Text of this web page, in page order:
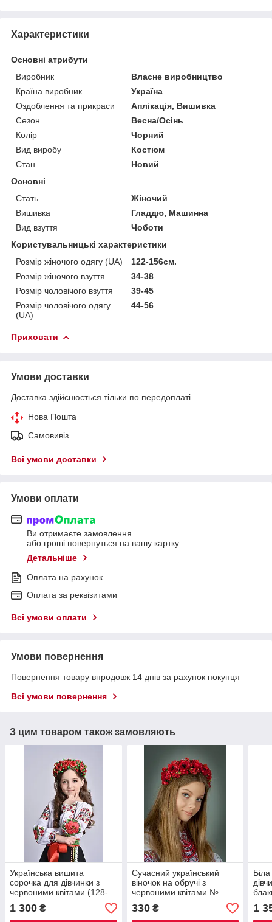
Характеристики
Основні атрибути
Виробник
Власне виробництво
Країна виробник
Україна
Оздоблення та прикраси
Аплікація, Вишивка
Сезон
Весна/Осінь
Колір
Чорний
Вид виробу
Костюм
Стан
Новий
Основні
Стать
Жіночий
Вишивка
Гладдю, Машинна
Вид взуття
Чоботи
Користувальницькі характеристики
Розмір жіночого одягу (UA)
122-156см.
Розмір жіночого взуття
34-38
Розмір чоловічого взуття
39-45
Розмір чоловічого одягу
(UA)
44-56
Приховати
Умови доставки
Доставка здійснюється тільки по передоплаті.
Нова Пошта
Самовивіз
Всі умови доставки
Умови оплати
Ви отримаєте замовлення
або гроші повернуться на вашу картку
Детальніше
Оплата на рахунок
Оплата за реквізитами
Всі умови оплати
Умови повернення
Повернення товару впродовж 14 днів за рахунок покупця
Всі умови повернення
З цим товаром також замовляють
Українська вишита
сорочка для дівчинки з
червоними квітами (128-
1 300 ₴
Сучасний український
віночок на обручі з
червоними квітами №
330₴ 1